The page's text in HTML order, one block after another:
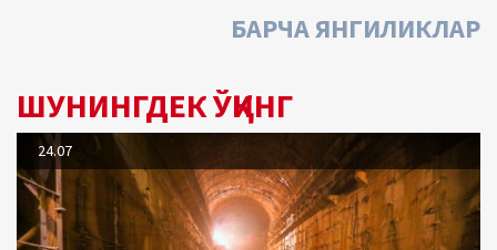
БАРЧА ЯНГИЛИКЛАР
ШУНИНГДЕК ЎҚИНГ
24.07